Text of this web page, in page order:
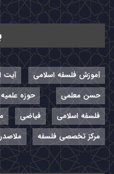
آموزش فلسفه اسلامی آیت
حسن معلمی
حوزه
فلسفه اسلامی
فیاضی
مرکز تخصصی فلسفه